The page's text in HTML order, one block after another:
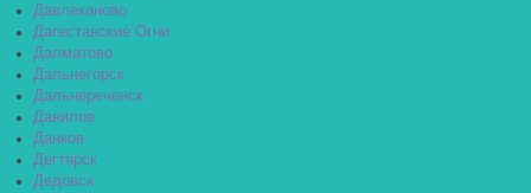
Давлеканово
Дагестанские Огни
Далматово
Дальнегорск
Дальнереченск
Данилов
Данков
Дегтярск
Дедовск